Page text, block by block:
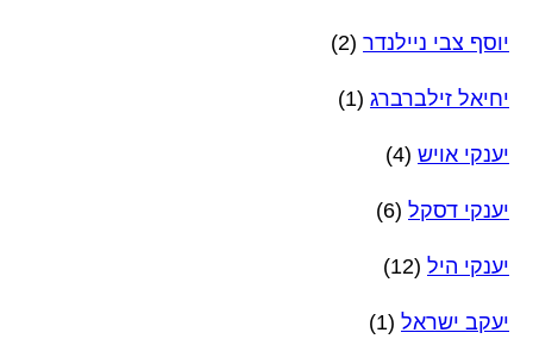
יוסף צבי ניילנדר (2)
יחיאל זילברברג (1)
יענקי אויש (4)
יענקי דסקל (6)
יענקי היל (12)
יעקב ישראל (1)